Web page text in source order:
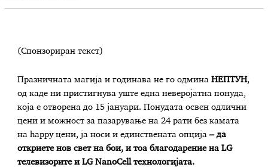
(Спонзориран текст)
Празничната магија и годинава не го одминаНЕПТУН,
од каде ни пристигнува уште една неверојатна понуда,
која е отворена до 15 јануари. Понудата освен одлични
цени и можност за пазарување на 24 рати без камата
на happy цени, ја носи и единствената опција – да
откриете нов свет на бои, и тоа благодарение наLG
телевизорите и LG NanoCell технологијата.